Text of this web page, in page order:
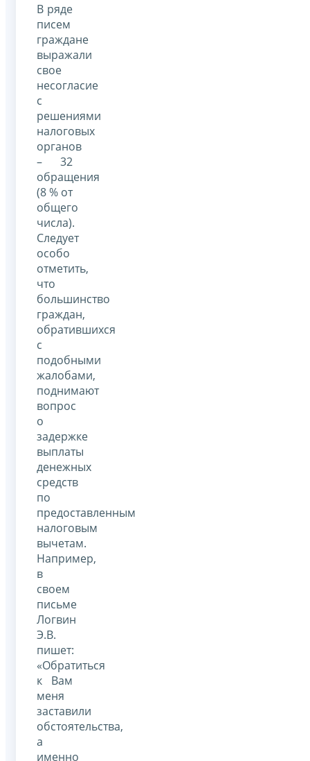
В ряде
писем
граждане
выражали
свое
несогласие
с
решениями
налоговых
органов
– 32
обращения
(8 % от
общего
числа).
Следует
особо
отметить,
что
большинство
граждан,
обратившихся
с
подобными
жалобами,
поднимают
вопрос
о
задержке
выплаты
денежных
средств
по
предоставленным
налоговым
вычетам.
Например,
в
своем
письме
Логвин
Э.В.
пишет:
«Обратиться
к Вам
меня
заставили
обстоятельства,
а
именно